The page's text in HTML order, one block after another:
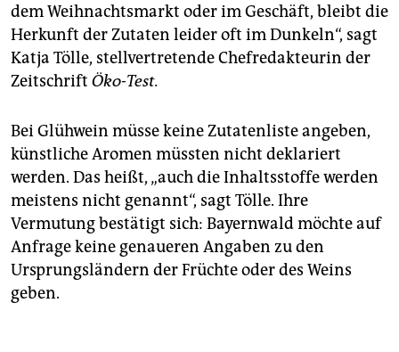
dem Weihnachtsmarkt oder im Geschäft, bleibt die
Herkunft der Zutaten leider oft im Dunkeln“, sagt
Katja Tölle, stellvertretende Chefredakteurin der
Zeitschrift Öko-Test.
Bei Glühwein müsse keine Zutatenliste angeben,
künstliche Aromen müssten nicht deklariert
werden. Das heißt, „auch die Inhaltsstoffe werden
meistens nicht genannt“, sagt Tölle. Ihre
Vermutung bestätigt sich: Bayernwald möchte auf
Anfrage keine genaueren Angaben zu den
Ursprungsländern der Früchte oder des Weins
geben.